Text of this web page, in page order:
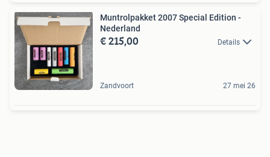
Muntrolpakket 2007 Special Edition -
Nederland
€ 215,00 Details
Zandvoort 27 mei 26